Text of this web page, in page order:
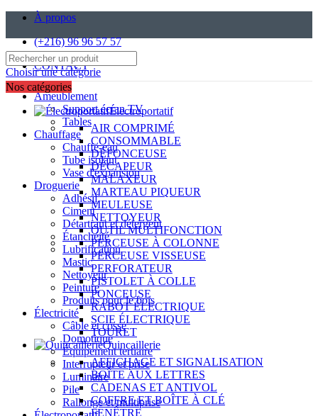
À propos
(+216) 96 96 57 57
CONTACT
Choisir une catégorie
Ameublement
Support écran TV
Tables
Chauffage
Chauffe-eau
Tube isolant
Vase d'expansion
Droguerie
Adhésif
Ciment
Détartrant et détergent
Étanchéité
Lubrification
Mastic
Nettoyeur
Peinture
Produits pour le bois
Électricité
Câble et cosse
Domotique
Équipement tertiaire
Interrupteur et prise
Luminaire
Pile
Rallonge et multiprise
Nos catégories
Électroportatif
AIR COMPRIMÉ
CONSOMMABLE
DÉFONCEUSE
DÉCAPEUR
MALAXEUR
MARTEAU PIQUEUR
MEULEUSE
NETTOYEUR
OUTIL MULTIFONCTION
PERCEUSE À COLONNE
PERCEUSE VISSEUSE
PERFORATEUR
PISTOLET À COLLE
PONCEUSE
RABOT ÉLECTRIQUE
SCIE ÉLECTRIQUE
TOURET
Quincaillerie
AFFICHAGE ET SIGNALISATION
BOÎTE AUX LETTRES
CADENAS ET ANTIVOL
COFFRE ET BOÎTE À CLÉ
FENÊTRE